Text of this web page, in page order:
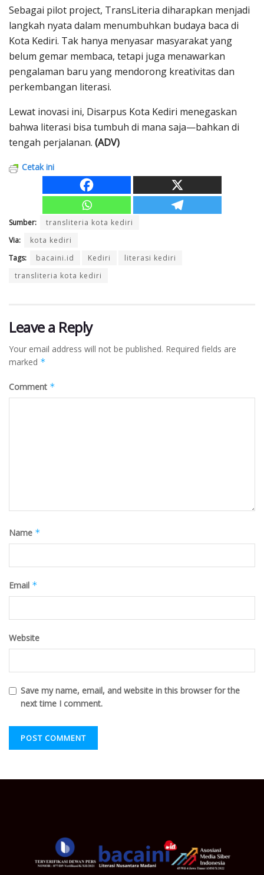
Sebagai pilot project, TransLiteria diharapkan menjadi
langkah nyata dalam menumbuhkan budaya baca di
Kota Kediri. Tak hanya menyasar masyarakat yang
belum gemar membaca, tetapi juga menawarkan
pengalaman baru yang mendorong kreativitas dan
perkembangan literasi.
Lewat inovasi ini, Disarpus Kota Kediri menegaskan
bahwa literasi bisa tumbuh di mana saja—bahkan di
tengah perjalanan. (ADV)
Cetak ini
Sumber:
transliteria kota kediri
Via:
kota kediri
Tags:
bacaini.id Kediri
literasi kediri
transliteria kota kediri
Leave a Reply
Your email address will not be published. Required fields are
marked *
Comment *
Name *
Email *
Website
Save my name, email, and website in this browser for the
next time I comment.